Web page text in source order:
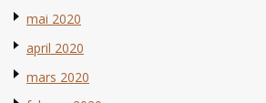
mai 2020
april 2020
mars 2020